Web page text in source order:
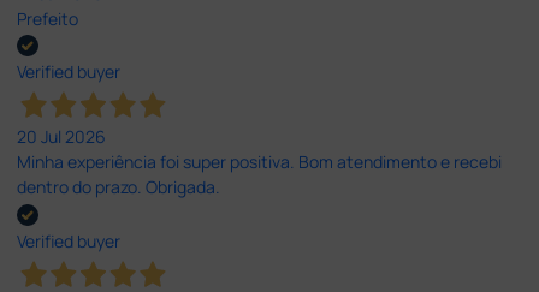
Prefeito
Verified buyer
20 Jul 2026
Minha experiência foi super positiva. Bom atendimento e recebi
dentro do prazo. Obrigada.
Verified buyer